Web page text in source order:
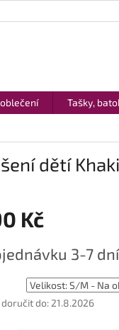
Tašky,
dětí Khaki
Kč
3-7 dní
do: 21.8.2026